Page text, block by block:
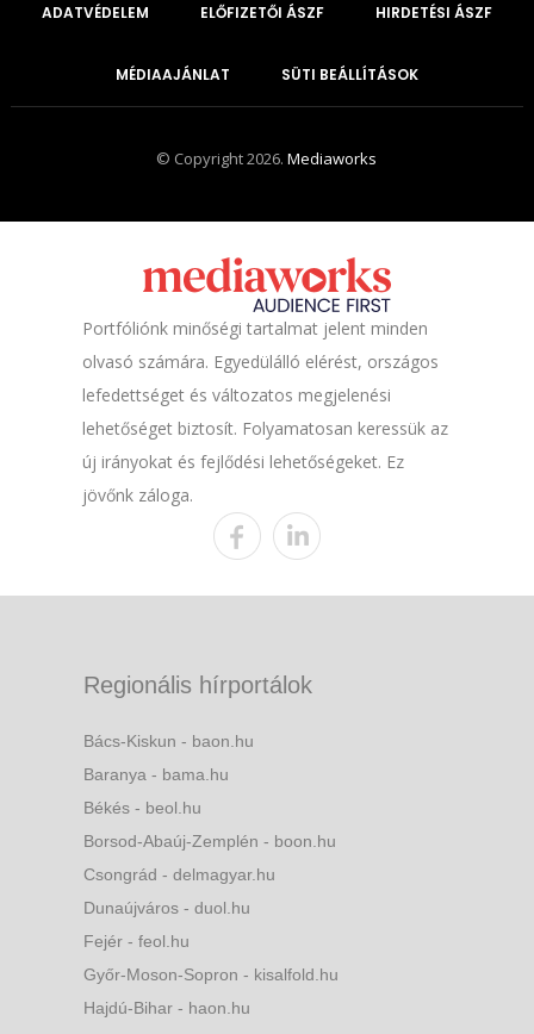
ADATVÉDELEM ELŐFIZETŐI ÁSZF HIRDETÉSI ÁSZF
MÉDIAAJÁNLAT SÜTI BEÁLLÍTÁSOK
© Copyright 2026.Mediaworks
Portfóliónk minőségi tartalmat jelent minden
olvasó számára. Egyedülálló elérést, országos
lefedettséget és változatos megjelenési
lehetőséget biztosít. Folyamatosan keressük az
új irányokat és fejlődési lehetőségeket. Ez
jövőnk záloga.
Regionális hírportálok
Bács-Kiskun - baon.hu
Baranya - bama.hu
Békés - beol.hu
Borsod-Abaúj-Zemplén - boon.hu
Csongrád - delmagyar.hu
Dunaújváros - duol.hu
Fejér - feol.hu
Győr-Moson-Sopron - kisalfold.hu
Hajdú-Bihar - haon.hu